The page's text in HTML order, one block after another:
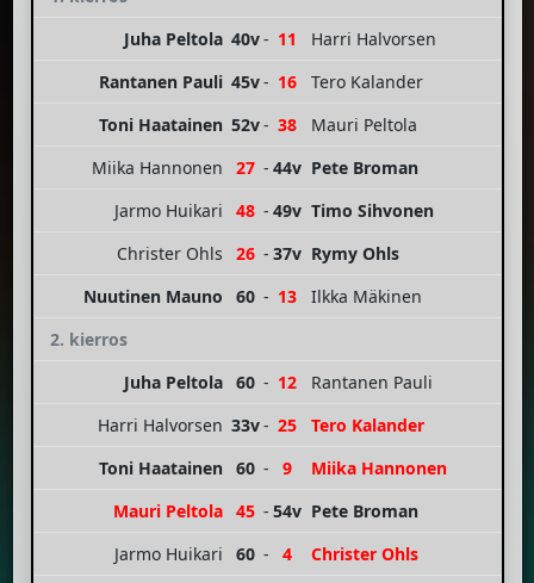
Juha Peltola 40v- 11
Harri Halvorsen
Rantanen Pauli 45v- 16
Tero Kalander
Toni Haatainen 52v- 38
Mauri Peltola
Miika Hannonen
27 - 44v Pete Broman
Jarmo Huikari
48 - 49v Timo Sihvonen
Christer Ohls
26 - 37v Rymy Ohls
Nuutinen Mauno
60 - 13
Ilkka Mäkinen
2. kierros
Juha Peltola
60 - 12
Rantanen Pauli
Harri Halvorsen 33v- 25
Tero Kalander
Toni Haatainen
60 - 9
Miika Hannonen
Mauri Peltola
45 - 54v Pete Broman
Jarmo Huikari
60 - 4
Christer Ohls